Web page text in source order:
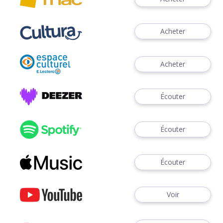
Acheter
Acheter
Écouter
Écouter
Écouter
Voir